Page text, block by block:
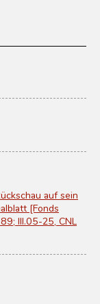
auf sein
[Fonds
III.05-25, CNL